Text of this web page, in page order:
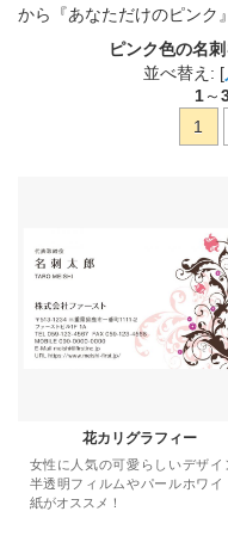
から『あなただけのピンク
ピンク色の名
並べ替え: [
1～
1
花カリグラフィー
女性に人気の可愛らしいデザイ
半透明フィルムやパールホワイ
紙がオススメ！